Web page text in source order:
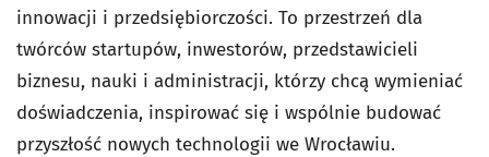
innowacji i przedsiębiorczości. To przestrzeń dla
twórców startupów, inwestorów, przedstawicieli
biznesu, nauki i administracji, którzy chcą wymieniać
doświadczenia, inspirować się i wspólnie budować
przyszłość nowych technologii we Wrocławiu.